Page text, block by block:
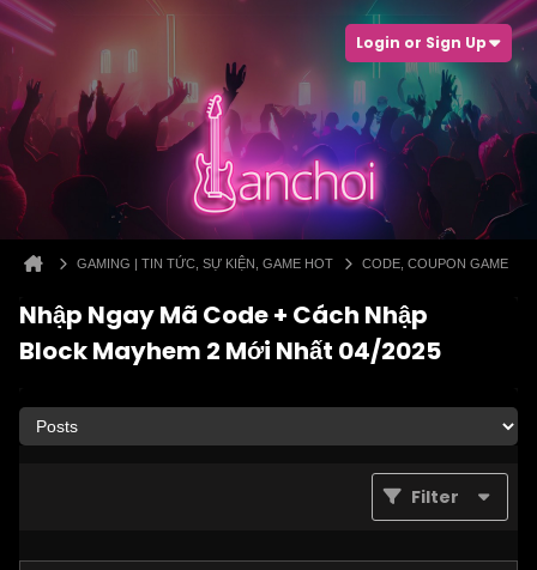
Login or Sign Up
GAMING | TIN TỨC, SỰ KIỆN, GAME HOT CODE, COUPON GAME
Nhập Ngay Mã Code + Cách Nhập
Block Mayhem 2 Mới Nhất 04/2025
Filter